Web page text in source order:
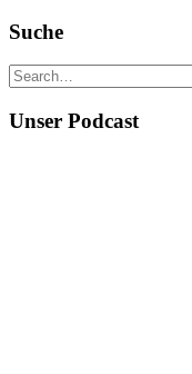
Suche
Unser Podcast